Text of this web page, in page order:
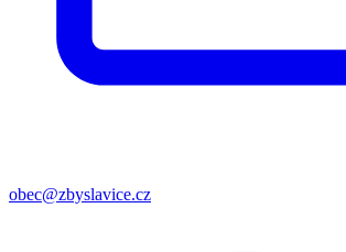
obec@zbyslavice.cz